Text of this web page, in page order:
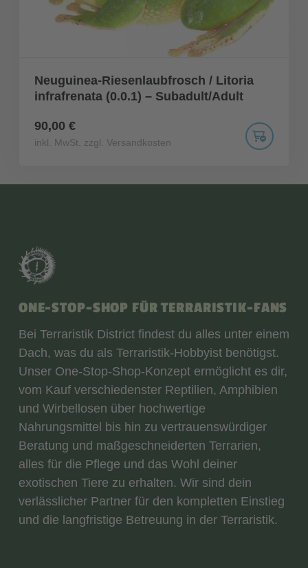
Neuguinea-Riesenlaubfrosch / Litoria
infrafrenata (0.0.1) – Subadult/Adult
90,00 €
inkl. MwSt. zzgl. Versandkosten
ONE-STOP-SHOP FÜR TERRARISTIK-FANS
Bei Terraristik District findest du alles unter einem
Dach, was du als Terraristik-Hobbyist benötigst.
Unser One-Stop-Shop-Konzept ermöglicht es dir,
vom Kauf verschiedenster Reptilien, Amphibien
und Wirbellosen über hochwertige
Nahrungsmittel bis hin zu vertrauenswürdiger
Beratung und maßgeschneiderten Terrarien,
alles für die Pflege und das Wohl deiner
exotischen Tiere zu erhalten. Wir sind dein
verlässlicher Partner für den kompletten Einstieg
und die langfristige Betreuung in der Terraristik.